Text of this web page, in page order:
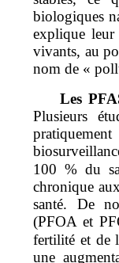
biologiques
explique leur
vivants, au
nom de «
Les
Plusieurs
100 % du
chronique
santé. De
(PFOA et
fertilité et de
une